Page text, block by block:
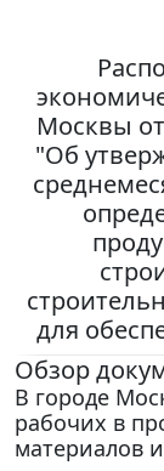
Москвы
"Об
для
Обзор
В городе
рабочих в
материалов